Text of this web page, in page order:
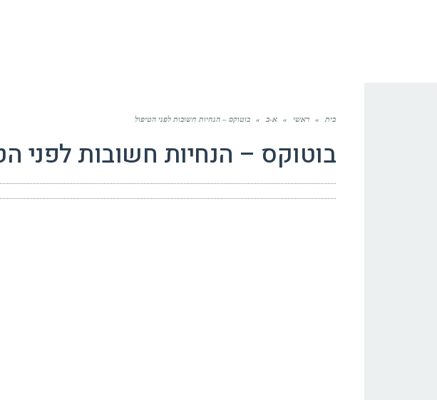
בית » ראשי » א-ב » בוטוקס – הנחיות חשובות לפני הטיפול
בוטוקס – הנחיות חשובות לפני